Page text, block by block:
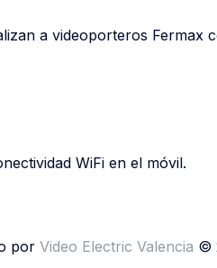
a videoporteros Fermax
WiFi en el móvil.
por Video Electric Valencia ©